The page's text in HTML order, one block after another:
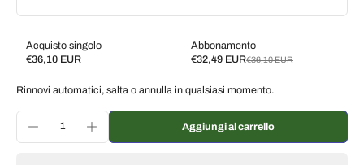
Acquisto singolo
€36,10 EUR
Abbonamento
€32,49 EUR€36,10 EUR
Subscribe and save
Consegna ogni 3 settimane, 7% di sconto
Consegna ogni mese, 5% di sconto
€34,30 EUR
Rinnovi automatici, salta o annulla in qualsiasi momento.
Aggiungi al carrello